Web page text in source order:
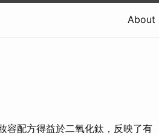
About
配方得益於二氧化鈦，反映了有